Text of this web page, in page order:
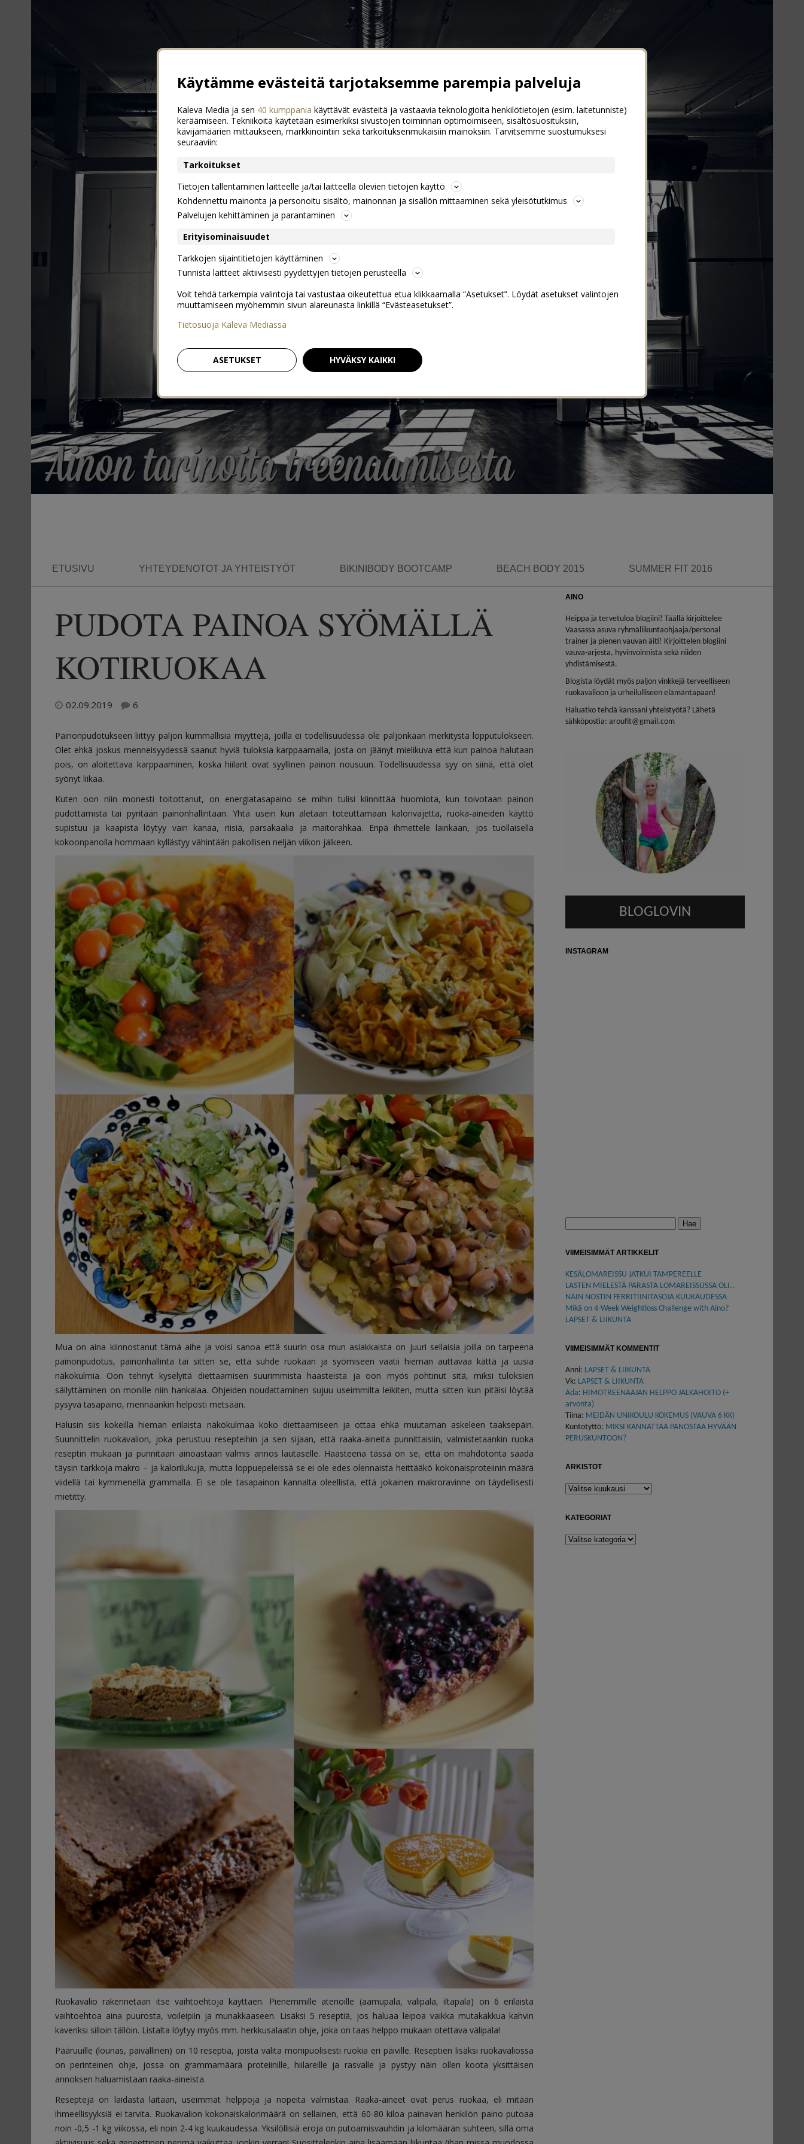
ETUSIVU YHTEYDENOTOT JA YHTEISTYÖT BIKINIBODY BOOTCAMP BEACH BODY 2015 SUMMER FIT 2016
PUDOTA PAINOA SYÖMÄLLÄ
KOTIRUOKAA
02.09.2019 6
Painonpudotukseen liittyy paljon kummallisia myyttejä, joilla ei todellisuudessa ole paljonkaan merkitystä lopputulokseen.
Olet ehkä joskus menneisyydessä saanut hyviä tuloksia karppaamalla, josta on jäänyt mielikuva että kun painoa halutaan
pois, on aloitettava karppaaminen, koska hiilarit ovat syyllinen painon nousuun. Todellisuudessa syy on siinä, että olet
syönyt liikaa.
Kuten oon niin monesti toitottanut, on energiatasapaino se mihin tulisi kiinnittää huomiota, kun toivotaan painon
pudottamista tai pyritään painonhallintaan. Yhtä usein kun aletaan toteuttamaan kalorivajetta, ruoka-aineiden käyttö
supistuu ja kaapista löytyy vain kanaa, riisiä, parsakaalia ja maitorahkaa. Enpä ihmettele lainkaan, jos tuollaisella
kokoonpanolla hommaan kyllästyy vähintään pakollisen neljän viikon jälkeen.
Mua on aina kiinnostanut tämä aihe ja voisi sanoa että suurin osa mun asiakkaista on juuri sellaisia joilla on tarpeena
painonpudotus, painonhallinta tai sitten se, että suhde ruokaan ja syömiseen vaatii hieman auttavaa kättä ja uusia
näkökulmia. Oon tehnyt kyselyitä diettaamisen suurimmista haasteista ja oon myös pohtinut sitä, miksi tuloksien
säilyttäminen on monille niin hankalaa. Ohjeiden noudattaminen sujuu useimmilta leikiten, mutta sitten kun pitäisi löytää
pysyvä tasapaino, mennäänkin helposti metsään.
Halusin siis kokeilla hieman erilaista näkökulmaa koko diettaamiseen ja ottaa ehkä muutaman askeleen taaksepäin.
Suunnittelin ruokavalion, joka perustuu resepteihin ja sen sijaan, että raaka-aineita punnittaisiin, valmistetaankin ruoka
reseptin mukaan ja punnitaan ainoastaan valmis annos lautaselle. Haasteena tässä on se, että on mahdotonta saada
täysin tarkkoja makro – ja kalorilukuja, mutta loppuepeleissä se ei ole edes olennaista heittääkö kokonaisproteiinin määrä
viidellä tai kymmenellä grammalla. Ei se ole tasapainon kannalta oleellista, että jokainen makroravinne on täydellisesti
mietitty.
Ruokavalio rakennetaan itse vaihtoehtoja käyttäen. Pienemmille aterioille (aamupala, välipala, iltapala) on 6 erilaista
vaihtoehtoa aina puurosta, voileipiin ja munakkaaseen. Lisäksi 5 reseptiä, jos haluaa leipoa vaikka mutakakkua kahvin
kaveriksi silloin tällöin. Listalta löytyy myös mm. herkkusalaatin ohje, joka on taas helppo mukaan otettava välipala!
Pääruuille (lounas, päivällinen) on 10 reseptiä, joista valita monipuolisesti ruokia eri päiville. Reseptien lisäksi ruokavaliossa
on perinteinen ohje, jossa on grammamäärä proteiinille, hiilareille ja rasvalle ja pystyy näin ollen koota yksittäisen
annoksen haluamistaan raaka-aineista.
Reseptejä on laidasta laitaan, useimmat helppoja ja nopeita valmistaa. Raaka-aineet ovat perus ruokaa, eli mitään
ihmeellisyyksiä ei tarvita. Ruokavalion kokonaiskalorimäärä on sellainen, että 60-80 kiloa painavan henkilön paino putoaa
noin -0,5 -1 kg viikossa, eli noin 2-4 kg kuukaudessa. Yksilöllisiä eroja on putoamisvauhdin ja kilomäärän suhteen, sillä oma
AINO
Heippa ja tervetuloa blogiini! Täällä kirjoittelee
Vaasassa asuva ryhmäliikuntaohjaaja/personal
trainer ja pienen vauvan äiti! Kirjoittelen blogiini
vauva-arjesta, hyvinvoinnista sekä niiden
yhdistämisestä.
Blogista löydät myös paljon vinkkejä terveelliseen
ruokavalioon ja urheilulliseen elämäntapaan!
Haluatko tehdä kanssani yhteistyötä? Lähetä
sähköpostia: aroufit@gmail.com
BLOGLOVIN
INSTAGRAM
VIIMEISIMMÄT ARTIKKELIT
KESÄLOMAREISSU JATKUI TAMPEREELLE
LASTEN MIELESTÄ PARASTA LOMAREISSUSSA OLI..
NÄIN NOSTIN FERRITIINITASOJA KUUKAUDESSA
Mikä on 4-Week Weightloss Challenge with Aino?
LAPSET & LIIKUNTA
VIIMEISIMMÄT KOMMENTIT
Anni: LAPSET & LIIKUNTA
Vk: LAPSET & LIIKUNTA
Ada: HIMOTREENAAJAN HELPPO JALKAHOITO (+
arvonta)
Tiina: MEIDÄN UNIKOULU KOKEMUS (VAUVA 6 KK)
Kuntotyttö: MIKSI KANNATTAA PANOSTAA HYVÄÄN
PERUSKUNTOON?
ARKISTOT
Arkistot
KATEGORIAT
Kategoriat
Käytämme evästeitä tarjotaksemme parempia palveluja
Kaleva Media ja sen 40 kumppania käyttävät evästeitä ja vastaavia teknologioita henkilötietojen (esim. laitetunniste)
keräämiseen. Tekniikoita käytetään esimerkiksi sivustojen toiminnan optimoimiseen, sisältösuosituksiin,
kävijämäärien mittaukseen, markkinointiin sekä tarkoituksenmukaisiin mainoksiin. Tarvitsemme suostumuksesi
seuraaviin:
Tarkoitukset
Tietojen tallentaminen laitteelle ja/tai laitteella olevien tietojen käyttö
Kohdennettu mainonta ja personoitu sisältö, mainonnan ja sisällön mittaaminen sekä yleisötutkimus
Palvelujen kehittäminen ja parantaminen
Erityisominaisuudet
Tarkkojen sijaintitietojen käyttäminen
Tunnista laitteet aktiivisesti pyydettyjen tietojen perusteella
Voit tehdä tarkempia valintoja tai vastustaa oikeutettua etua klikkaamalla “Asetukset”. Löydät asetukset valintojen
muuttamiseen myöhemmin sivun alareunasta linkillä “Evästeasetukset”.
Tietosuoja Kaleva Mediassa
ASETUKSET HYVÄKSY KAIKKI